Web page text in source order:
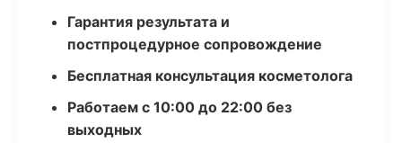
Гарантия результата и
постпроцедурное сопровождение
Бесплатная консультация косметолога
Работаем с 10:00 до 22:00 без
выходных